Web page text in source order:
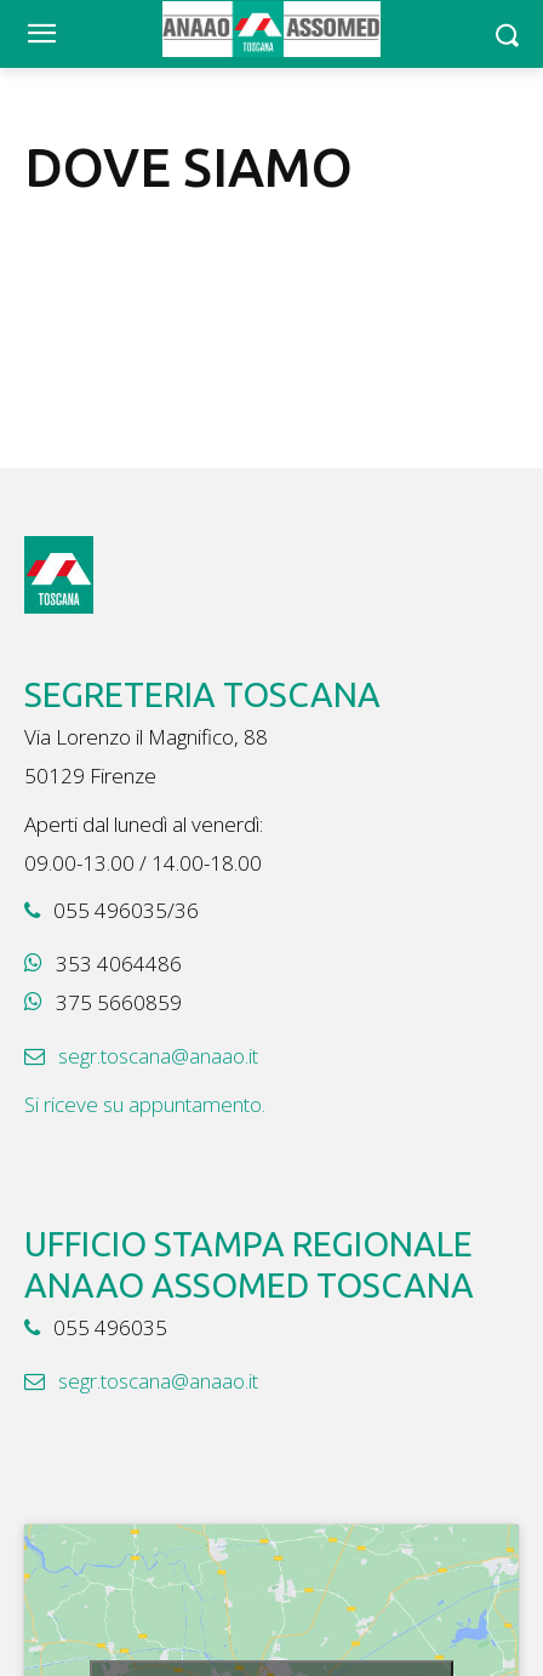
DOVE SIAMO
SEGRETERIA TOSCANA
Via Lorenzo il Magnifico, 88
50129 Firenze
Aperti dal lunedì al venerdì:
09.00-13.00 / 14.00-18.00
055 496035/36
353 4064486
375 5660859
segr.toscana@anaao.it
Si riceve su appuntamento.
UFFICIO STAMPA REGIONALE
ANAAO ASSOMED TOSCANA
055 496035
segr.toscana@anaao.it